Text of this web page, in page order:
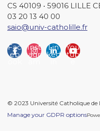
CS 40109 • 59016 LILLE
03 20 13 40 00
saio@univ-catholille.fr
Fac
eb
Inst
agr
Lin
ked
You
tub
© 2023 Université Catholique de
Manage your GDPR options